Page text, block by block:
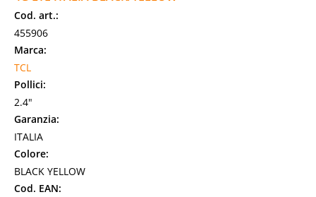
Cod. art.:
455906
Marca:
TCL
Pollici:
2.4"
Garanzia:
ITALIA
Colore:
BLACK YELLOW
Cod. EAN: